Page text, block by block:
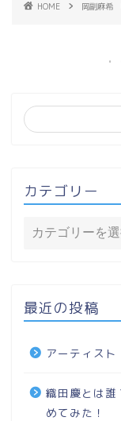
HOME 岡副麻希
カテゴリー
最近の投稿
アーティス
織田慶とは誰
めてみた！